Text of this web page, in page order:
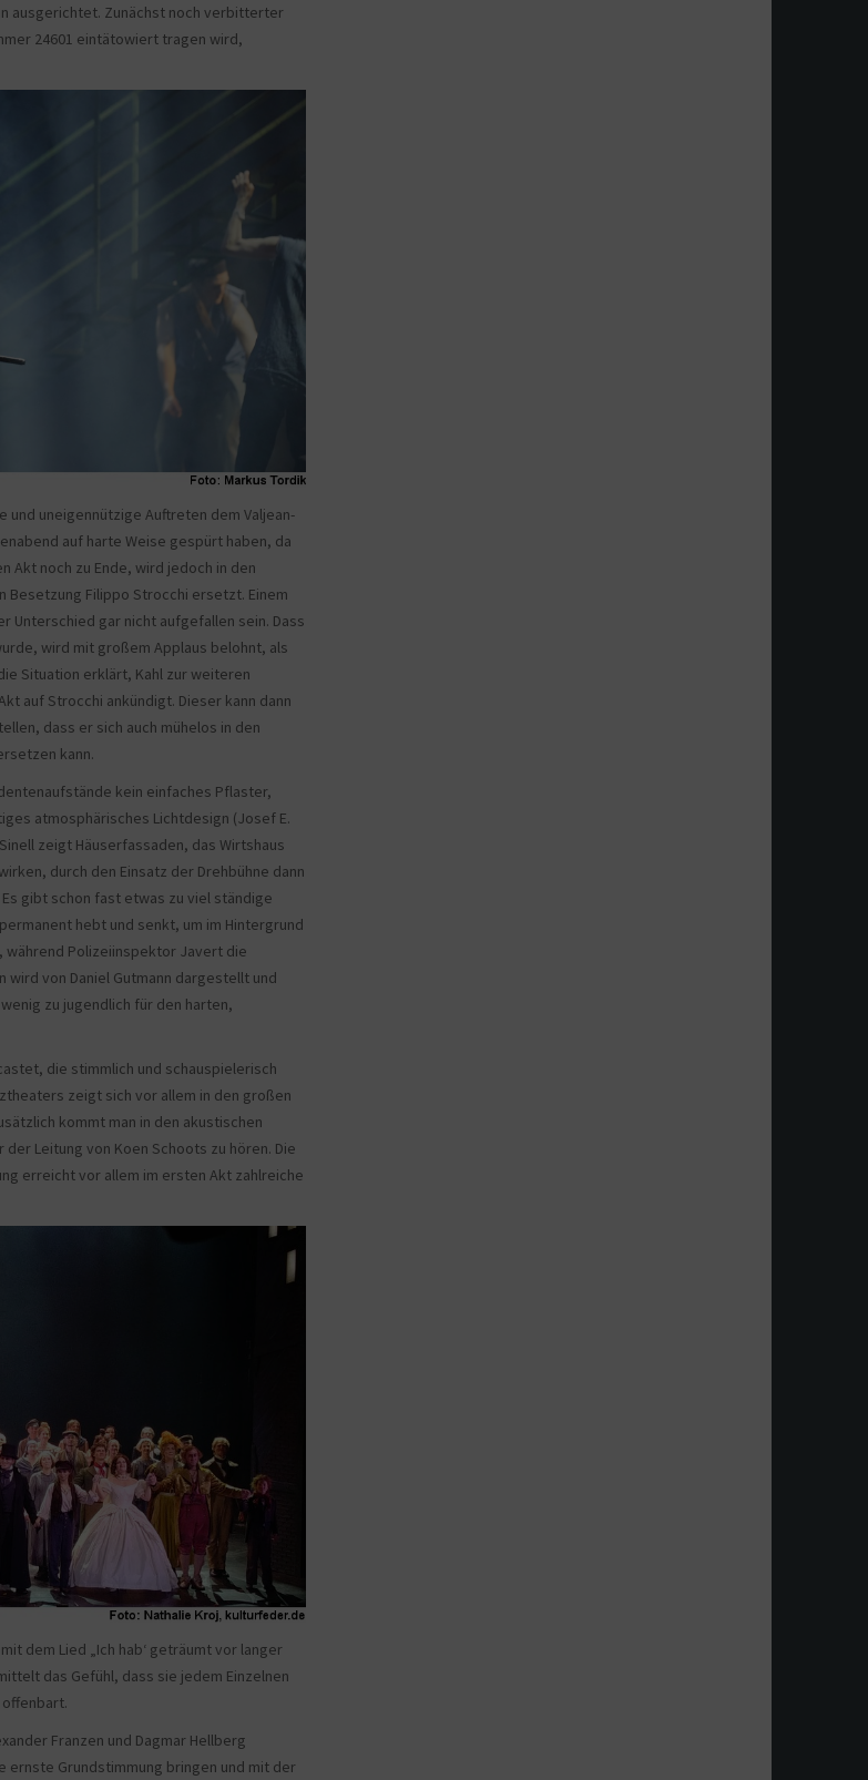
ausgerichtet. Zunächst noch verbitterter
24601 eintätowiert tragen wird,
und uneigennützige Auftreten dem Valjean-
auf harte Weise gespürt haben, da
Akt noch zu Ende, wird jedoch in den
Filippo Strocchi ersetzt. Einem
Unterschied gar nicht aufgefallen sein. Dass
wird mit großem Applaus belohnt, als
Situation erklärt, Kahl zur weiteren
auf Strocchi ankündigt. Dieser kann dann
dass er sich auch mühelos in den
kann.
kein einfaches Pflaster,
atmosphärisches Lichtdesign (Josef E.
zeigt Häuserfassaden, das Wirtshaus
durch den Einsatz der Drehbühne dann
gibt schon fast etwas zu viel ständige
hebt und senkt, um im Hintergrund
Polizeiinspektor Javert die
wird von Daniel Gutmann dargestellt und
zu jugendlich für den harten,
die stimmlich und schauspielerisch
zeigt sich vor allem in den großen
kommt man in den akustischen
Leitung von Koen Schoots zu hören. Die
erreicht vor allem im ersten Akt zahlreiche
dem Lied „Ich hab‘ geträumt vor langer
das Gefühl, dass sie jedem Einzelnen
Franzen und Dagmar Hellberg
ernste Grundstimmung bringen und mit der